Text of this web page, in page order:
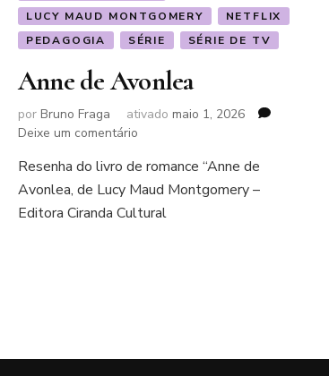
LUCY MAUD MONTGOMERY
NETFLIX
PEDAGOGIA
SÉRIE SÉRIE DE TV
Anne de Avonlea
por Bruno Fraga ativado maio 1, 2026
Deixe um comentárioem
de
Avonlea
Resenha do livro de romance “Anne de
Avonlea, de Lucy Maud Montgomery –
Editora Ciranda Cultural